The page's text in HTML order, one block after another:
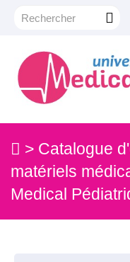
> Catalogue
matériels
Medical